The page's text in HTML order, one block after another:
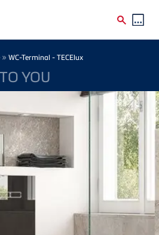
» WC-Terminal - TECElux
YOU